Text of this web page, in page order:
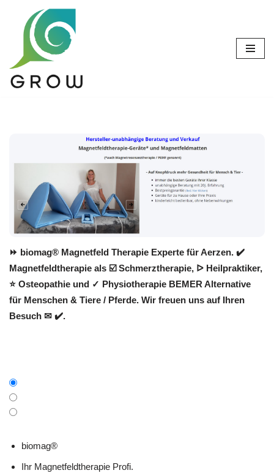
Zum
springen
⏩ biomag® Magnetfeld Therapie Experte für Aerzen. ✔️
Magnetfeldtherapie als ☑️ Schmerztherapie, ᐅ Heilpraktiker,
⭐ Osteopathie und ✓ Physiotherapie BEMER Alternative
für Menschen & Tiere / Pferde. Wir freuen uns auf Ihren
Besuch ✉ ✔️.
biomag®
Ihr Magnetfeldtherapie Profi.